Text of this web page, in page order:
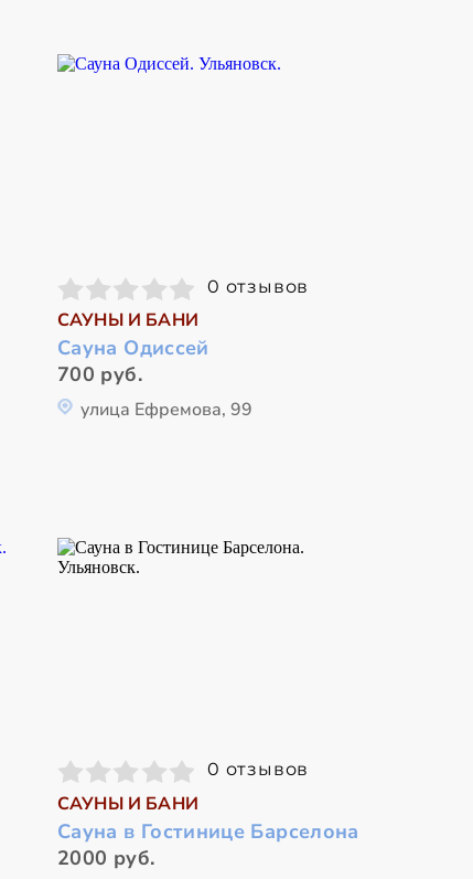
0 отзывов
САУНЫ И БАНИ
Сауна Одиссей
700 руб.
улица Ефремова, 99
0 отзывов
САУНЫ И БАНИ
Сауна в Гостинице Барселона
2000 руб.